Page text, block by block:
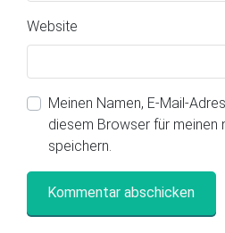
Website
Meinen Namen, E-Mail-
diesem Browser für meinen
speichern.